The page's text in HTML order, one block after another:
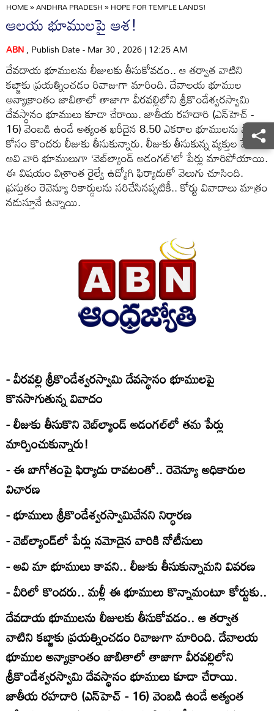
HOME»ANDHRA PRADESH»HOPE FOR TEMPLE LANDS!
ఆలయ భూములపై ఆశ!
ABN, Publish Date - Mar 30 , 2026 | 12:25 AM
దేవదాయ భూములను లీజులకు తీసుకోవడం.. ఆ తర్వాత వాటిని
కబ్జాకు ప్రయత్నించడం రివాజుగా మారింది. దేవాలయ భూముల
అన్యాక్రాంతం జాబితాలో తాజాగా వీరవల్లిలోని శ్రీకొండేశ్వరస్వామి
దేవస్థానం భూములు కూడా చేరాయి. జాతీయ రహదారి (ఎన్‌హెచ్‌ -
16) వెంబడి ఉండే అత్యంత ఖరీదైన 8.50 ఎకరాల భూములను సాగు
కోసం కొందరు లీజుకు తీసుకున్నారు. లీజుకు తీసుకున్న వ్యక్తుల పేరుతో
అవి వారి భూములుగా ‘వెబ్‌ల్యాండ్‌ అడంగల్‌’లో పేర్లు మారిపోయాయి.
ఈ విషయం విశ్రాంత రైల్వే ఉద్యోగి ఫిర్యాదుతో వెలుగు చూసింది.
ప్రస్తుతం రెవెన్యూ రికార్డులను సరిచేసినప్పటికీ.. కోర్టు వివాదాలు మాత్రం
నడుస్తూనే ఉన్నాయి.
- వీరవల్లి శ్రీకొండేశ్వరస్వామి దేవస్థానం భూములపై
కొనసాగుతున్న వివాదం
- లీజుకు తీసుకొని వెబ్‌ల్యాండ్‌ అడంగల్‌లో తమ పేర్లు
మార్పించుకున్నారు!
- ఈ బాగోతంపై ఫిర్యాదు రావటంతో.. రెవెన్యూ అధికారుల
విచారణ
- భూములు శ్రీకొండేశ్వరస్వామివేనని నిర్ధారణ
- వెబ్‌ల్యాండ్‌లో పేర్లు నమోదైన వారికి నోటీసులు
- అవి మా భూములు కావని.. లీజుకు తీసుకున్నామని వివరణ
- వీరిలో కొందరు.. మళ్లీ ఈ భూములు కొన్నామంటూ కోర్టుకు..
దేవదాయ భూములను లీజులకు తీసుకోవడం.. ఆ తర్వాత
వాటిని కబ్జాకు ప్రయత్నించడం రివాజుగా మారింది. దేవాలయ
భూముల అన్యాక్రాంతం జాబితాలో తాజాగా వీరవల్లిలోని
శ్రీకొండేశ్వరస్వామి దేవస్థానం భూములు కూడా చేరాయి.
జాతీయ రహదారి (ఎన్‌హెచ్‌ - 16) వెంబడి ఉండే అత్యంత